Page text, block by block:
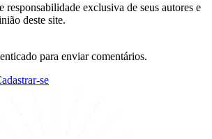
responsabilidade exclusiva de seus autores e
deste site.
para enviar comentários.
se